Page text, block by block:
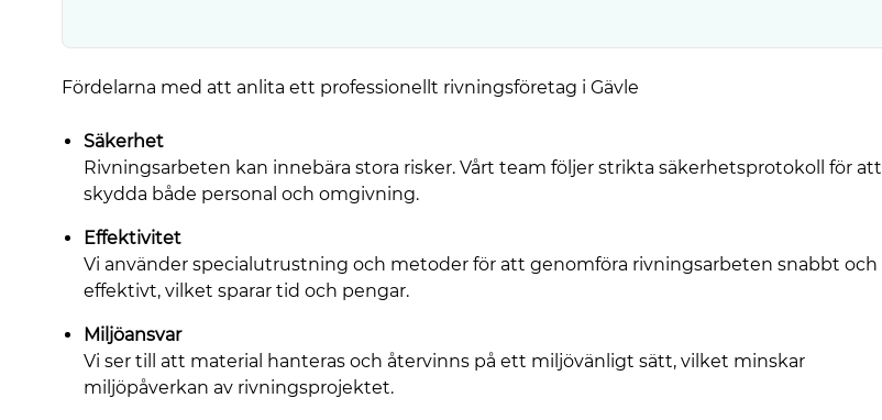
Fördelarna med att anlita ett professionellt rivningsföretag i Gävle
Säkerhet
Rivningsarbeten kan innebära stora risker. Vårt team följer strikta säkerhetsprotokoll för att
skydda både personal och omgivning.
Effektivitet
Vi använder specialutrustning och metoder för att genomföra rivningsarbeten snabbt och
effektivt, vilket sparar tid och pengar.
Miljöansvar
Vi ser till att material hanteras och återvinns på ett miljövänligt sätt, vilket minskar
miljöpåverkan av rivningsprojektet.